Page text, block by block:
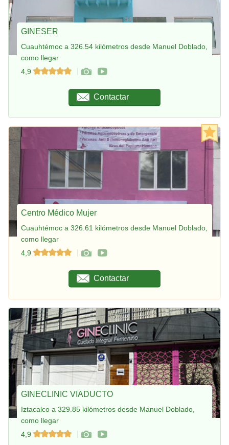
GINESER
Cuauhtémoc a 326.54 kilómetros desde Manuel Doblado,
como llegar
4,9
Contactar
Centro Médico Mujer
Cuauhtémoc a 326.61 kilómetros desde Manuel Doblado,
como llegar
4,9
Contactar
GINECLINIC VIADUCTO
Iztacalco a 329.85 kilómetros desde Manuel Doblado,
como llegar
4,9